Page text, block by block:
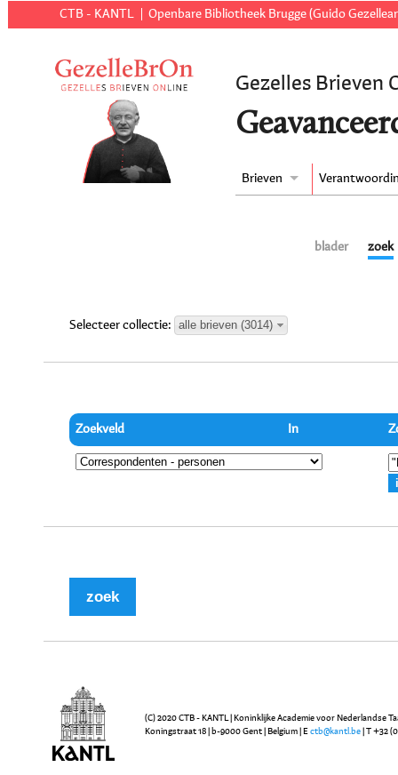
CTB - KANTL Openbare Bibliotheek Brugge (Guido
Gezelles Brieven
Brieven
blader zoek
Selecteer collectie: alle brieven (3014)
Zoekveld In
(C) 2020 CTB - KANTL | Koninklijke Academie voor Nederlandse
Koningstraat 18 | b-9000 Gent | Belgium | E ctb@kantl.be | T +32